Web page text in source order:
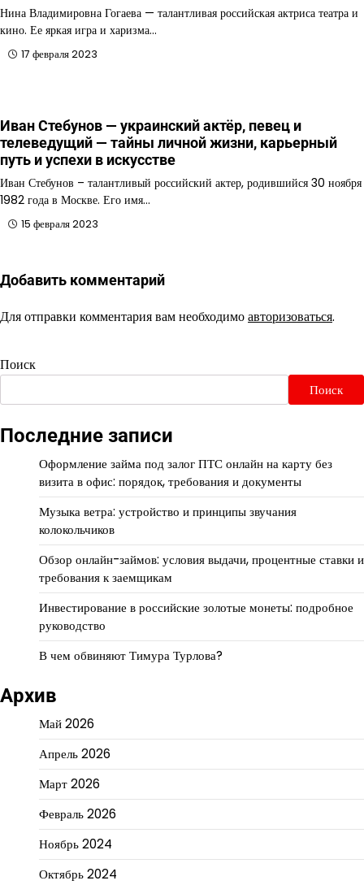
Нина Владимировна Гогаева — талантливая российская актриса театра и
кино. Ее яркая игра и харизма…
17 февраля 2023
Иван Стебунов — украинский актёр, певец и
телеведущий — тайны личной жизни, карьерный
путь и успехи в искусстве
Иван Стебунов – талантливый российский актер, родившийся 30 ноября
1982 года в Москве. Его имя…
15 февраля 2023
Добавить комментарий
Для отправки комментария вам необходимоавторизоваться.
Поиск
Поиск
Последние записи
Оформление займа под залог ПТС онлайн на карту без
визита в офис: порядок, требования и документы
Музыка ветра: устройство и принципы звучания
колокольчиков
Обзор онлайн-займов: условия выдачи, процентные ставки и
требования к заемщикам
Инвестирование в российские золотые монеты: подробное
руководство
В чем обвиняют Тимура Турлова?
Архив
Май 2026
Апрель 2026
Март 2026
Февраль 2026
Ноябрь 2024
Октябрь 2024